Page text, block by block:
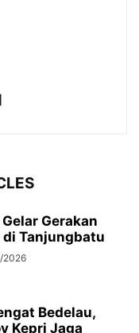
Gerakan
di Tanjungbatu
2026
Bedelau,
Kepri Jaga